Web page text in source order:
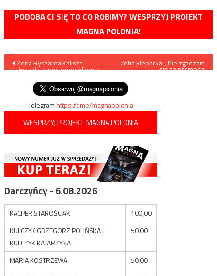
PODOBA CI SIĘ TO CO ROBIMY? WESPRZYJ PROJEKT
MAGNA POLONIA!
Nawigacja
wpisu
Żona Ryszarda Kalisza
usłyszała zarzut prowadzenia
Zofia Klepacka: „Nie zgadzam
się na promocję
Telegramhttps://t.me/magnapolonia
WESPRZYJ PROJEKT MAGNA POLONIA
Darczyńcy - 6.08.2026
KACPER STAROŚCIAK
100,00
KULCZYK GRZEGORZ POLIŃSKA i
KULCZYK KATARZYNA
50,00
MARIA KOSTRZEWA
50,00